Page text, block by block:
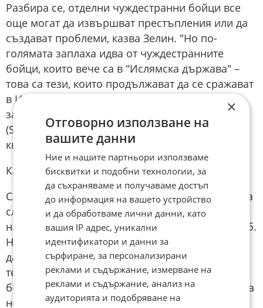
Разбира се, отделни чуждестранни бойци все
още могат да извършват престъпления или да
създават проблеми, казва Зелин. "Но по-
голямата заплаха идва от чуждестранните
бойци, които вече са в "Ислямска държава" –
това са тези, които продължават да се сражават
в Източна Сирия, както и тези, които са
задържани от Сирийските демократични сили
(SDF) в лагерите, управлявани от сирийските
кюрди.
Какво следва за чуждестранните бойци?
След срещата на Аш Шараа с Тръмп се появиха
слухове, че сирийските сили за сигурност са
нахлули в бази на чуждестранни бойци в Идлиб.
Но местни наблюдатели казват, че не е ясно
дали това са били само слухове, политически
театър или истина. Репресиите срещу подобни
бойци изглеждат малко вероятни. Членовете на
новото сирийско правителство твърдят, че
×
Отговорно използване на
вашите данни
Ние и нашите партньори използваме
бисквитки и подобни технологии, за
да съхраняваме и получаваме достъп
до информация на вашето устройство
и да обработваме лични данни, като
вашия IP адрес, уникални
идентификатори и данни за
сърфиране, за персонализирани
реклами и съдържание, измерване на
реклами и съдържание, анализ на
аудиторията и подобряване на